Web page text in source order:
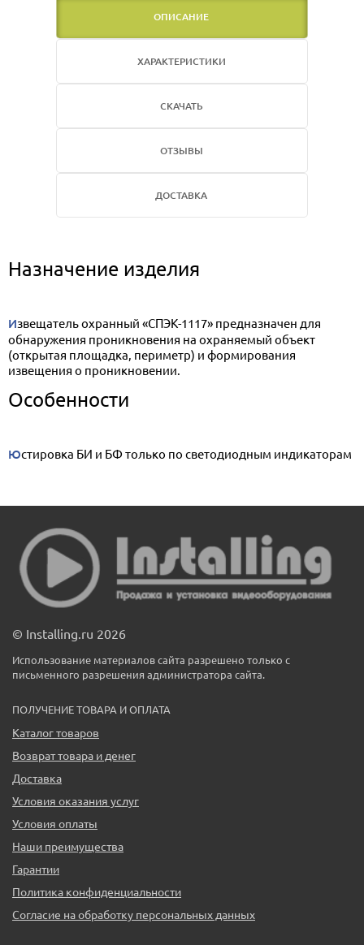
ОПИСАНИЕ
ХАРАКТЕРИСТИКИ
СКАЧАТЬ
ОТЗЫВЫ
ДОСТАВКА
Назначение изделия
Извещатель охранный «СПЭК-1117» предназначен для
обнаружения проникновения на охраняемый объект
(открытая площадка, периметр) и формирования
извещения о проникновении.
Особенности
Юстировка БИ и БФ только по светодиодным индикаторам
© Installing.ru 2026
Использование материалов сайта разрешено только с
письменного разрешения администратора сайта.
ПОЛУЧЕНИЕ ТОВАРА И ОПЛАТА
Каталог товаров
Возврат товара и денег
Доставка
Условия оказания услуг
Условия оплаты
Наши преимущества
Гарантии
Политика конфиденциальности
Согласие на обработку персональных данных